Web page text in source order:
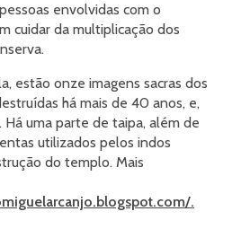
envolvidas com o
cuidar da multiplicação dos
estão onze imagens sacras dos
há mais de 40 anos, e,
Há uma parte de taipa, além de
utilizados pelos indos
do templo. Mais
.